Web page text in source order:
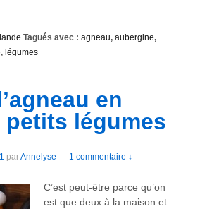
Tagués avec : agneau, aubergine,
, légumes
en
petits légumes
parAnnelyse — 1 commentaire ↓
C’est peut-être parce qu’on
est que deux à la maison et